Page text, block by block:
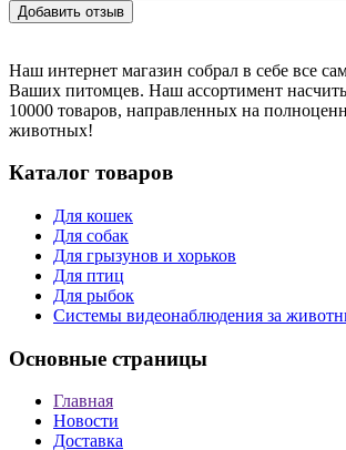
Наш интернет магазин собрал в себе все
Ваших питомцев. Наш ассортимент
10000 товаров, направленных на
животных!
Каталог товаров
Для кошек
Для собак
Для грызунов и хорьков
Для птиц
Для рыбок
Cистемы видеонаблюдения за
Основные страницы
Главная
Новости
Доставка